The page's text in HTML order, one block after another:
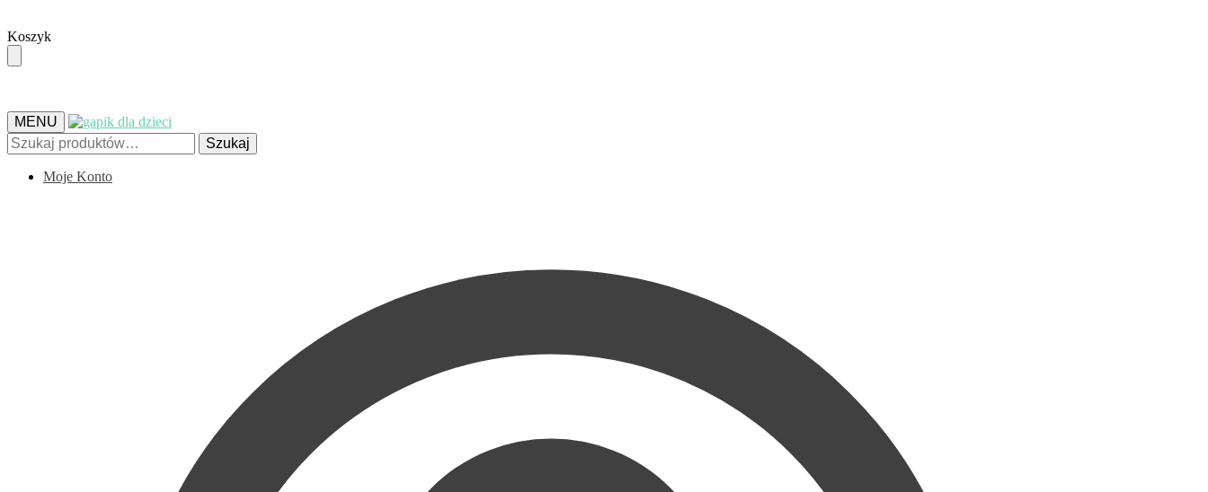
Skip
to
navigation
Skip
to
content
Koszyk
MENU
Szukaj:
Szukaj
Moje Konto